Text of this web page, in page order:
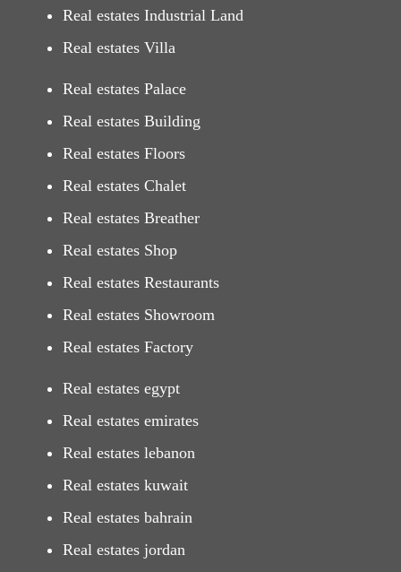
Real estates Industrial Land
Real estates Villa
Real estates Palace
Real estates Building
Real estates Floors
Real estates Chalet
Real estates Breather
Real estates Shop
Real estates Restaurants
Real estates Showroom
Real estates Factory
Real estates egypt
Real estates emirates
Real estates lebanon
Real estates kuwait
Real estates bahrain
Real estates jordan